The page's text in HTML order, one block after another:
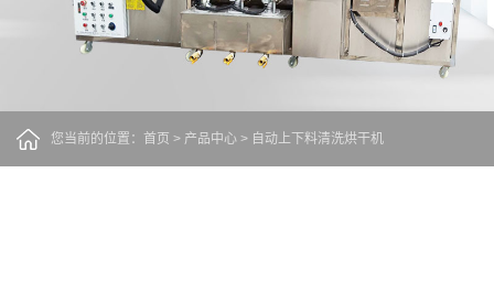
您当前的位置： 首页 > 产品中心 > 自动上下料清洗烘干机